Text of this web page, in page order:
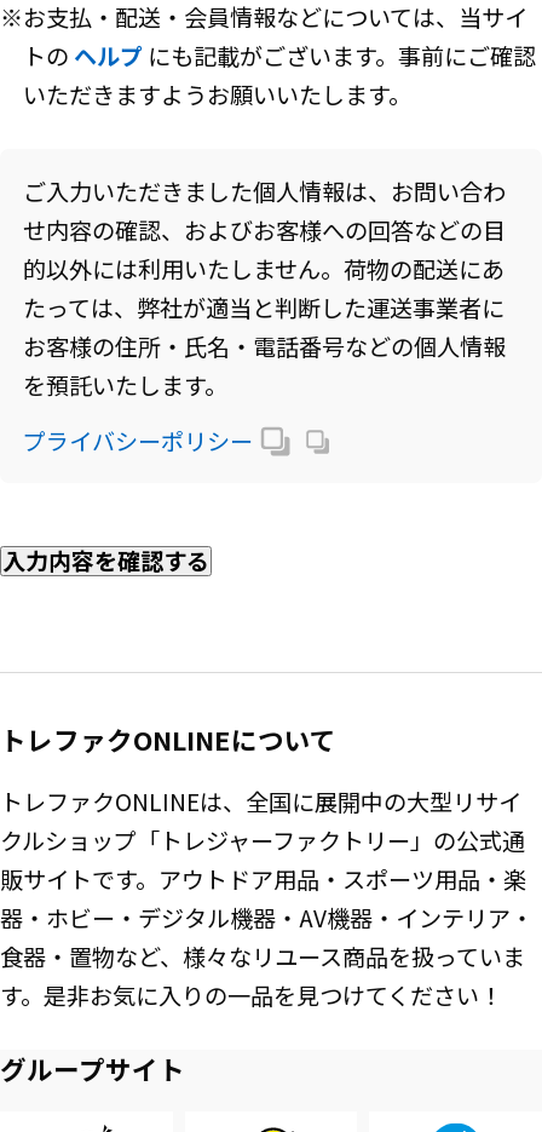
※お支払・配送・会員情報などについては、当サイ
トの ヘルプ にも記載がございます。事前にご確認
いただきますようお願いいたします。
ご入力いただきました個人情報は、お問い合わ
せ内容の確認、およびお客様への回答などの目
的以外には利用いたしません。荷物の配送にあ
たっては、弊社が適当と判断した運送事業者に
お客様の住所・氏名・電話番号などの個人情報
を預託いたします。
プライバシーポリシー
入力内容を確認する
トレファクONLINEについて
トレファクONLINEは、全国に展開中の大型リサイ
クルショップ「トレジャーファクトリー」の公式通
販サイトです。アウトドア用品・スポーツ用品・楽
器・ホビー・デジタル機器・AV機器・インテリア・
食器・置物など、様々なリユース商品を扱っていま
す。是非お気に入りの一品を見つけてください！
グループサイト